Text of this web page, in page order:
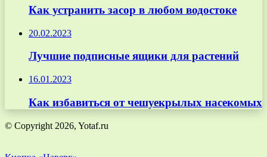
Как устранить засор в любом водостоке
20.02.2023
Лучшие подписные ящики для растений
16.01.2023
Как избавиться от чешуекрылых насекомых
© Copyright 2026, Yotaf.ru